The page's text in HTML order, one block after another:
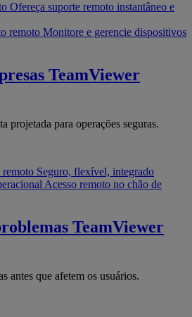
Ofereça suporte remoto instantâneo e
remoto Monitore e gerencie dispositivos
TeamViewer
projetada para operações seguras.
remoto Seguro, flexível, integrado
Acesso remoto no chão de
TeamViewer
antes que afetem os usuários.